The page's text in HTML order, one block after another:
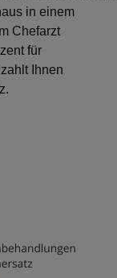
in einem
Chefarzt
für
Ihnen